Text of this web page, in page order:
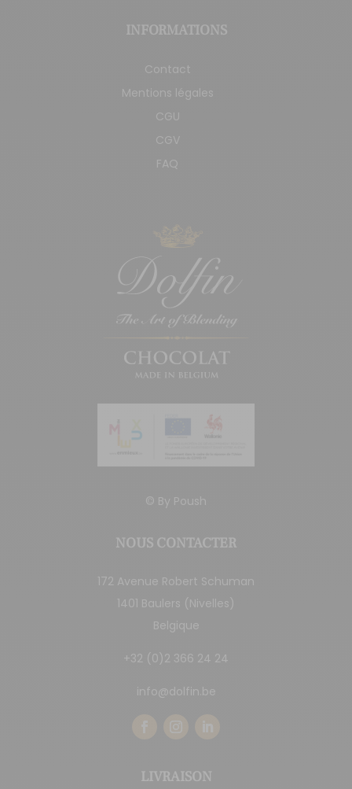
INFORMATIONS
Contact
Mentions légales
CGU
CGV
FAQ
© By Poush
NOUS CONTACTER
172 Avenue Robert Schuman
1401 Baulers (Nivelles)
Belgique
+32 (0)2 366 24 24
info@dolfin.be
LIVRAISON